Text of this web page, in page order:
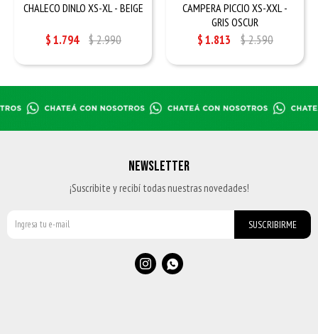
CHALECO DINLO XS-XL - BEIGE
$1.794 $2.990
CAMPERA PICCIO XS-XXL -
GRIS OSCUR
$1.813 $2.590
NEWSLETTER
¡Suscribite y recibí todas nuestras novedades!
SUSCRIBIRME
 